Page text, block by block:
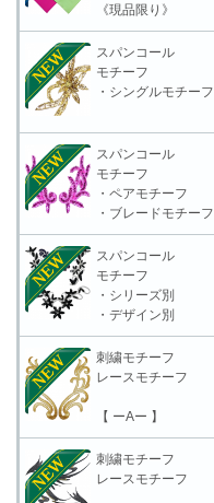
《現品限り》
スパンコール
モチーフ
・シングルモチーフ
スパンコール
モチーフ
・ペアモチーフ
・ブレードモチーフ
スパンコール
モチーフ
・シリーズ別
・デザイン別
刺繍モチーフ
レースモチーフ
【 ーAー 】
刺繍モチーフ
レースモチーフ